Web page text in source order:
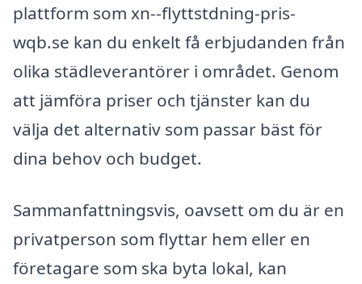
plattform som xn--flyttstdning-pris-
wqb.se kan du enkelt få erbjudanden från
olika städleverantörer i området. Genom
att jämföra priser och tjänster kan du
välja det alternativ som passar bäst för
dina behov och budget.
Sammanfattningsvis, oavsett om du är en
privatperson som flyttar hem eller en
företagare som ska byta lokal, kan